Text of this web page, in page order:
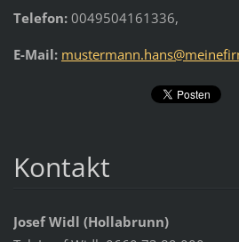
Telefon:0049504161336,
E-Mail:
Kontakt
Josef Widl (Hollabrunn)